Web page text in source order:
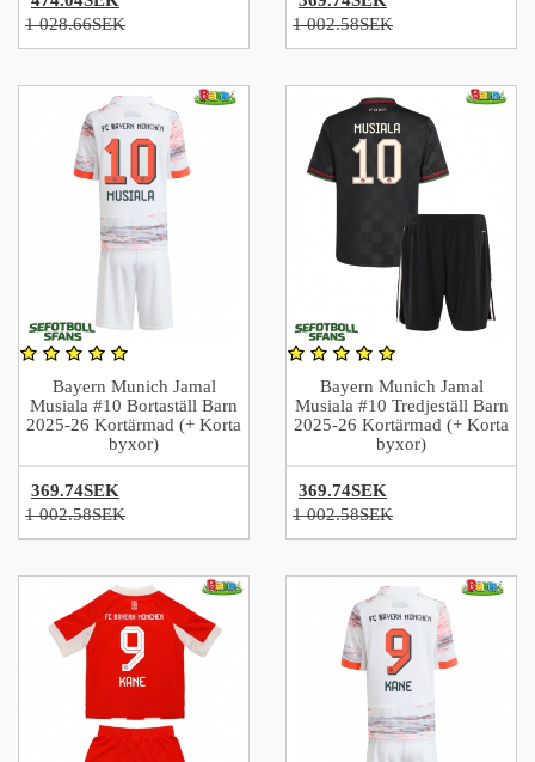
1 028.66SEK
1 002.58SEK
Bayern Munich Jamal
Musiala #10 Bortaställ Barn
2025-26 Kortärmad (+ Korta
byxor)
369.74SEK
1 002.58SEK
Bayern Munich Jamal
Musiala #10 Tredjeställ Barn
2025-26 Kortärmad (+ Korta
byxor)
369.74SEK
1 002.58SEK